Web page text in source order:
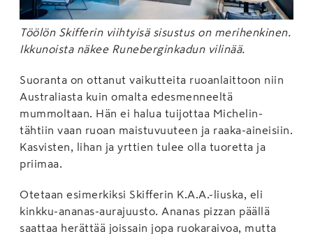
Töölön Skifferin viihtyisä sisustus on merihenkinen.
Ikkunoista näkee Runeberginkadun vilinää.
Suoranta on ottanut vaikutteita ruoanlaittoon niin
Australiasta kuin omalta edesmenneeltä
mummoltaan. Hän ei halua tuijottaa Michelin-
tähtiin vaan ruoan maistuvuuteen ja raaka-aineisiin.
Kasvisten, lihan ja yrttien tulee olla tuoretta ja
priimaa.
Otetaan esimerkiksi Skifferin K.A.A.-liuska, eli
kinkku-ananas-aurajuusto. Ananas pizzan päällä
saattaa herättää joissain jopa ruokaraivoa, mutta